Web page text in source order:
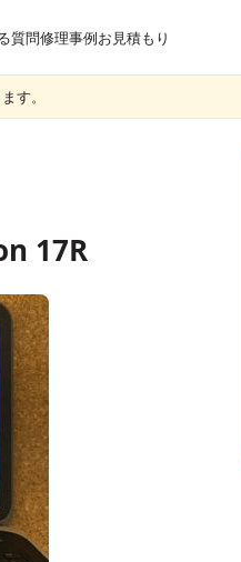
質問修理事例お見積もり
す。
17R